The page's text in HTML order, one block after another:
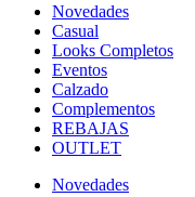
Novedades
Casual
Looks Completos
Eventos
Calzado
Complementos
REBAJAS
OUTLET
Novedades